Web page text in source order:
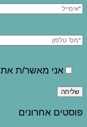
אני מאשר/ת את
פוסטים אחרונים